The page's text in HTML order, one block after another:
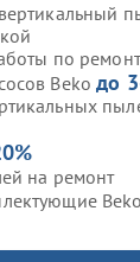
по
Bekoдо
на ремонт
Beko